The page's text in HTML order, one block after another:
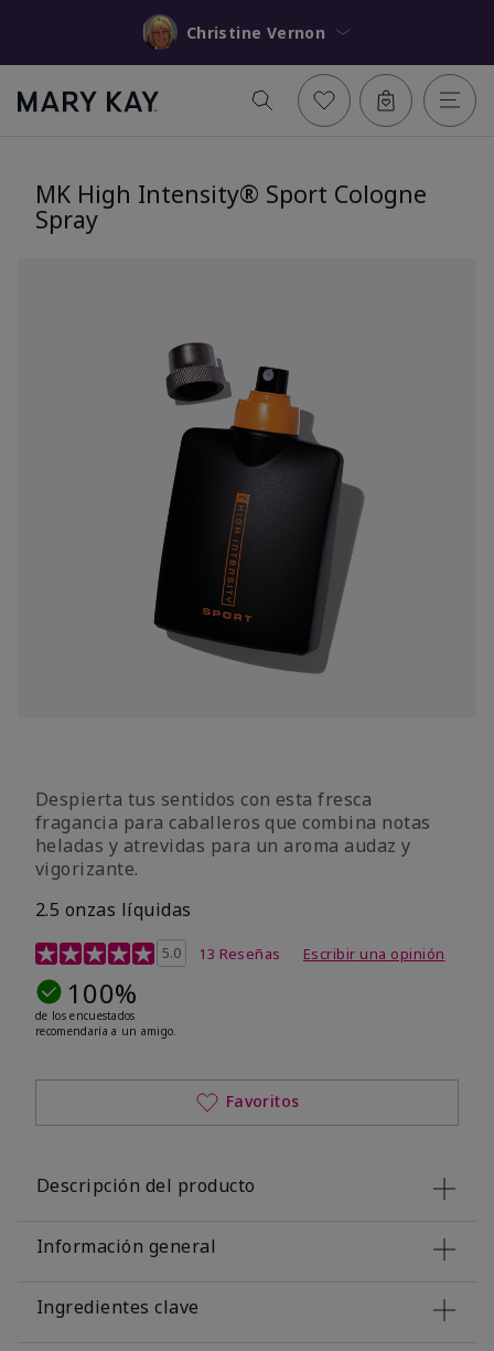
Christine Vernon
MK High Intensity® Sport Cologne
Spray
Despierta tus sentidos con esta fresca
fragancia para caballeros que combina notas
heladas y atrevidas para un aroma audaz y
vigorizante.
2.5 onzas líquidas
Calificación de clientes de 4,1 de 5
5.0 13 Reseñas Escribir una opinión
100%
de los encuestados
recomendaría a un amigo.
Favoritos
Descripción del producto
Información general
Ingredientes clave